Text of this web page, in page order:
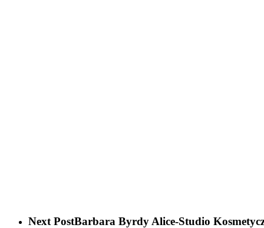
Next PostBarbara Byrdy Alice-Studio